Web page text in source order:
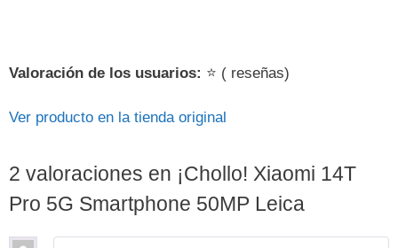
Valoración de los usuarios: ⭐ ( reseñas)
Ver producto en la tienda original
2 valoraciones en ¡Chollo! Xiaomi 14T
Pro 5G Smartphone 50MP Leica